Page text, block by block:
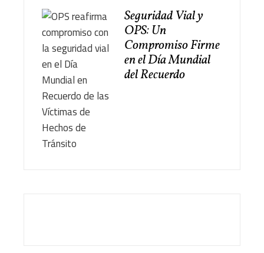
Seguridad Vial y
OPS: Un
Compromiso Firme
en el Día Mundial
del Recuerdo